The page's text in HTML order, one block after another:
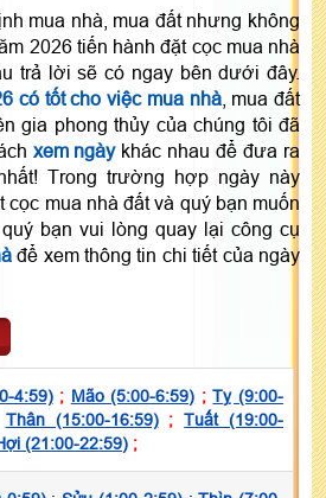
mua nhà, mua đất nhưng không
2026 tiến hành đặt cọc mua nhà
trả lời sẽ có ngay bên dưới đây.
có tốt cho việc mua nhà, mua đất
gia phong thủy của chúng tôi đã
xem ngàykhác nhau để đưa ra
Trong trường hợp ngày này
cọc mua nhà đất và quý bạn muốn
bạn vui lòng quay lại công cụ
để xem thông tin chi tiết của ngày
4:59); Mão (5:00-6:59) ;Tỵ (9:00-
Thân (15:00-16:59);Tuất (19:00-
(21:00-22:59) ;